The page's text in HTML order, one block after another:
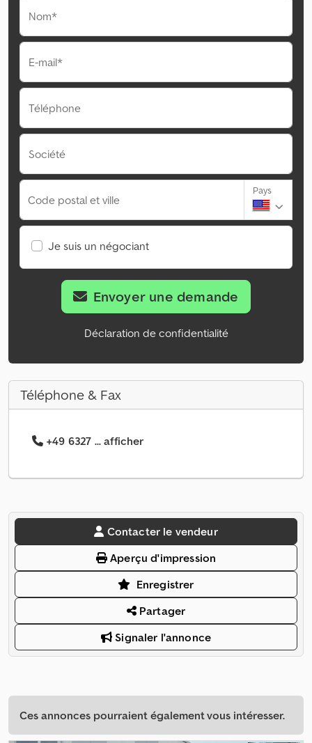
Nom*
E-mail*
Téléphone
Société
Code postal et ville
Pays
Je suis un négociant
Envoyer une demande
Déclaration de confidentialité
Téléphone & Fax
+49 6327 ... afficher
Contacter le vendeur
Aperçu d'impression
Enregistrer
Partager
Signaler l'annonce
Ces annonces pourraient également vous intéresser.